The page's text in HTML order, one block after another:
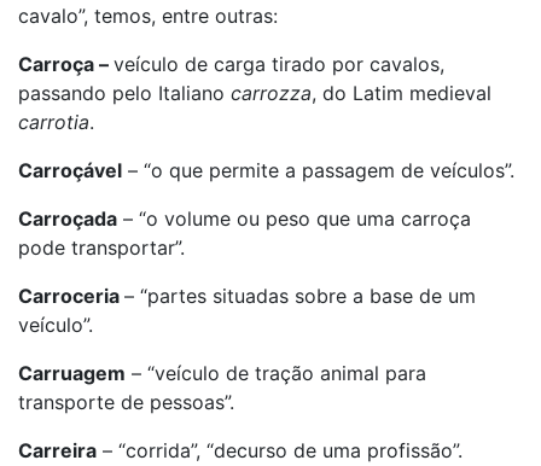
cavalo”, temos, entre outras:
Carroça – veículo de carga tirado por cavalos,
passando pelo Italiano carrozza, do Latim medieval
carrotia.
Carroçável – “o que permite a passagem de veículos”.
Carroçada – “o volume ou peso que uma carroça
pode transportar”.
Carroceria – “partes situadas sobre a base de um
veículo”.
Carruagem – “veículo de tração animal para
transporte de pessoas”.
Carreira – “corrida”, “decurso de uma profissão”.